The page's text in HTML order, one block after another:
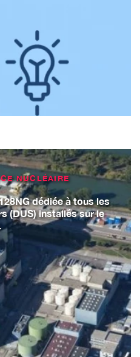
NUCLÉAIRE
dédiée à tous les
(DUS) installés sur le